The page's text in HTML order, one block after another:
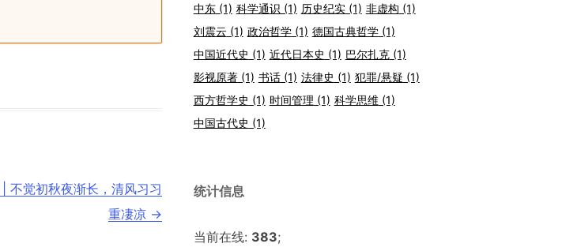
不觉初秋夜渐长，清风习习
重凄凉 →
中东(1) 科学通识 (1) 历史纪实(1) 非虚构 (1)
刘震云 (1) 政治哲学(1) 德国古典哲学(1)
中国近代史 (1) 近代日本史 (1) 巴尔扎克(1)
影视原著(1) 书话(1) 法律史 (1) 犯罪/悬疑 (1)
西方哲学史 (1) 时间管理 (1) 科学思维(1)
中国古代史 (1)
统计信息
当前在线: 383;